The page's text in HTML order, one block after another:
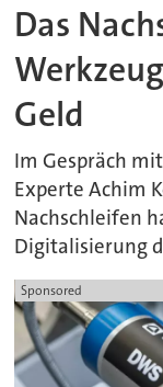
Das
Geld
Im Gespräch
Experte Achim
Nachschleifen
Digitalisierung
Sponsored